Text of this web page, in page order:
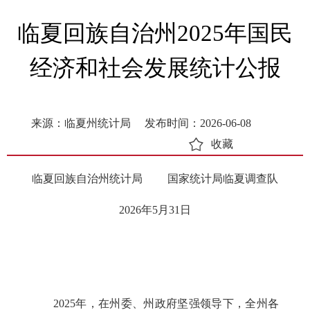
临夏回族自治州2025年国民
经济和社会发展统计公报
来源：临夏州统计局
发布时间：2026-06-08
收藏
临夏回族自治州统计局 国家统计局临夏调查队
2026年5月31日
2025年，在州委、州政府坚强领导下，全州各